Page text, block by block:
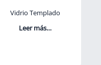
Vidrio Templado
Leer más…